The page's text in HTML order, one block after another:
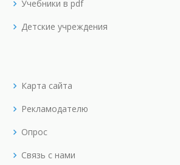
Учебники в pdf
Детские учреждения
Карта сайта
Рекламодателю
Опрос
Связь с нами